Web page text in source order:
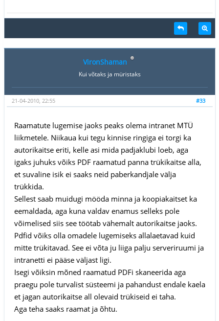
VironShaman
Kui võtaks ja müristaks
#33
21-04-2010, 22:55
Raamatute lugemise jaoks peaks olema intranet MTÜ
liikmetele. Niikaua kui tegu kinnise ringiga ei torgi ka
autorikaitse eriti, kelle asi mida padjaklubi loeb, aga
igaks juhuks võiks PDF raamatud panna trükikaitse alla,
et suvaline isik ei saaks neid paberkandjale välja
trükkida.
Sellest saab muidugi mööda minna ja koopiakaitset ka
eemaldada, aga kuna valdav enamus selleks pole
võimelised siis see töötab vähemalt autorikaitse jaoks.
Pdfid võiks olla omadele lugemiseks allalaetavad kuid
mitte trükitavad. See ei võta ju liiga palju serveriruumi ja
intranetti ei pääse väljast ligi.
Isegi võiksin mõned raamatud PDFi skaneerida aga
praegu pole turvalist süsteemi ja pahandust endale kaela
et jagan autorikaitse all olevaid trükiseid ei taha.
Aga teha saaks raamat ja õhtu.